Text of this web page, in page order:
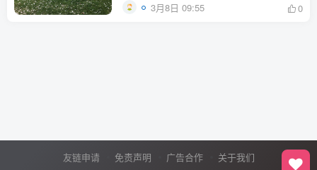
3月8日 09:55 0
友链申请 免责声明 广告合作 关于我们